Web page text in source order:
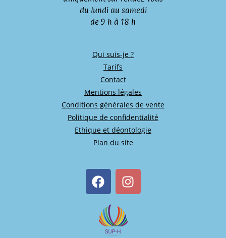
du lundi au samedi
de 9 h à 18 h
Qui suis-je ?
Tarifs
Contact
Mentions légales
Conditions générales de vente
Politique de confidentialité
Ethique et déontologie
Plan du site